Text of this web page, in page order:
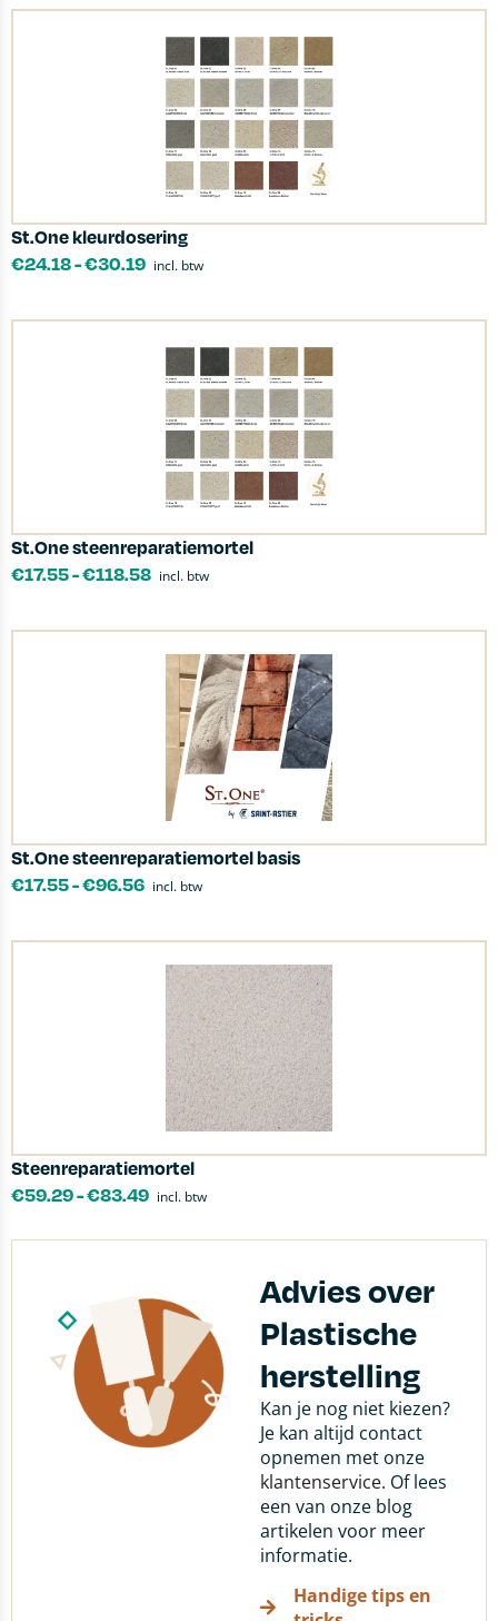
St.One kleurdosering
€24.18-€30.19 incl. btw
St.One steenreparatiemortel
€17.55-€118.58 incl. btw
St.One steenreparatiemortel basis
€17.55-€96.56 incl. btw
Steenreparatiemortel
€59.29-€83.49 incl. btw
Advies over
Plastische
herstelling
Kan je nog niet kiezen?
Je kan altijd contact
opnemen met onze
klantenservice. Of lees
een van onze blog
artikelen voor meer
informatie.
Handige tips en